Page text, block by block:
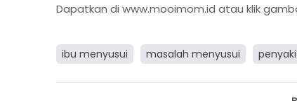
Dapatkan di www.mooimom.id atau klik
ibu menyusui masalah menyusui